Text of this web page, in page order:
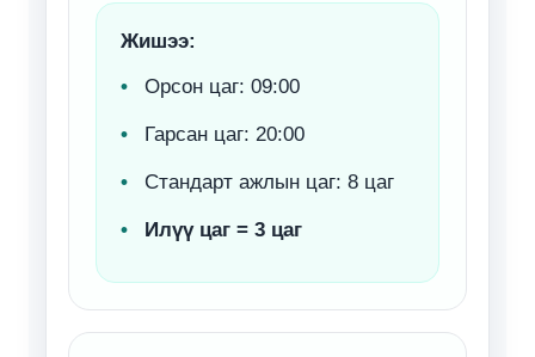
Жишээ:
Орсон цаг: 09:00
Гарсан цаг: 20:00
Стандарт ажлын цаг: 8 цаг
Илүү цаг = 3 цаг